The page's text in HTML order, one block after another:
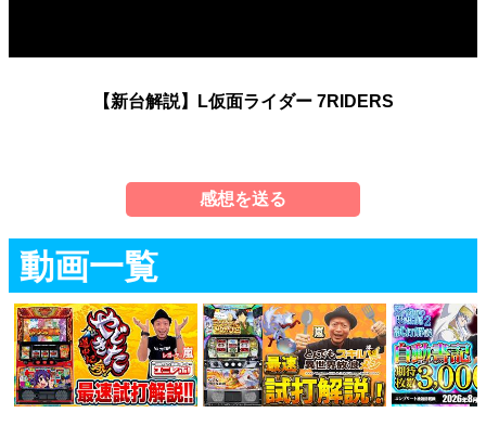
【新台解説】L仮面ライダー 7RIDERS
感想を送る
動画一覧